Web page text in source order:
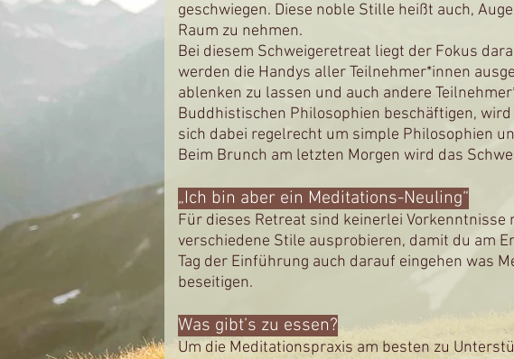
geschwiegen. Diese noble Stille heißt auch,
Raum zu nehmen.
Bei diesem Schweigeretreat liegt der Fokus
werden die Handys aller Teilnehmer*innen
ablenken zu lassen und auch andere
Buddhistischen Philosophien beschäftigen,
sich dabei regelrecht um simple Philosophien
Beim Brunch am letzten Morgen wird das
„Ich bin aber ein Meditations-Neuling“
Für dieses Retreat sind keinerlei
verschiedene Stile ausprobieren, damit du am
Tag der Einführung auch darauf eingehen was
beseitigen.
Was gibt’s zu essen?
Um die Meditationspraxis am besten zu